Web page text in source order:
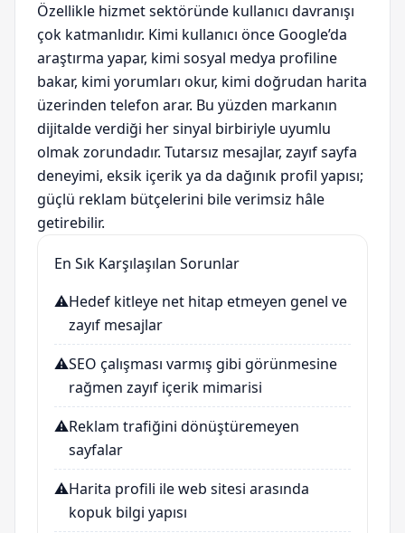
Özellikle hizmet sektöründe kullanıcı davranışı
çok katmanlıdır. Kimi kullanıcı önce Google’da
araştırma yapar, kimi sosyal medya profiline
bakar, kimi yorumları okur, kimi doğrudan harita
üzerinden telefon arar. Bu yüzden markanın
dijitalde verdiği her sinyal birbiriyle uyumlu
olmak zorundadır. Tutarsız mesajlar, zayıf sayfa
deneyimi, eksik içerik ya da dağınık profil yapısı;
güçlü reklam bütçelerini bile verimsiz hâle
getirebilir.
En Sık Karşılaşılan Sorunlar
⚠️Hedef kitleye net hitap etmeyen genel ve
zayıf mesajlar
⚠️SEO çalışması varmış gibi görünmesine
rağmen zayıf içerik mimarisi
⚠️Reklam trafiğini dönüştüremeyen
sayfalar
⚠️Harita profili ile web sitesi arasında
kopuk bilgi yapısı